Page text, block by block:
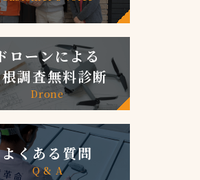
ローンによる
調査無料診断
Drone
よくある質問
Q & A